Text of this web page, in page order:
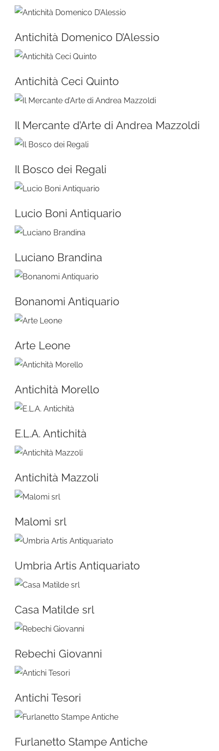
Antichità Domenico D’Alessio
Antichità Ceci Quinto
Il Mercante d’Arte di Andrea Mazzoldi
Il Bosco dei Regali
Lucio Boni Antiquario
Luciano Brandina
Bonanomi Antiquario
Arte Leone
Antichità Morello
E.L.A. Antichità
Antichità Mazzoli
Malomi srl
Umbria Artis Antiquariato
Casa Matilde srl
Rebechi Giovanni
Antichi Tesori
Furlanetto Stampe Antiche